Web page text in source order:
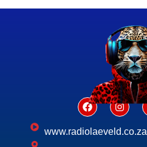
www.radiolaeveld.co.za